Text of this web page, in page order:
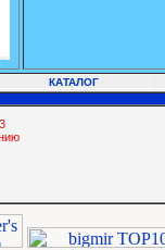
КАТАЛОГ